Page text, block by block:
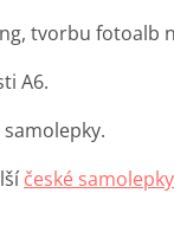
tvorbu fotoalb
A6.
české samolepky